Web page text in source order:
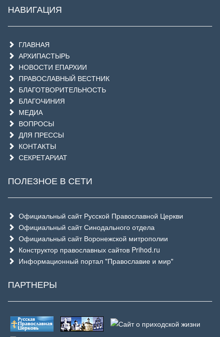
НАВИГАЦИЯ
ГЛАВНАЯ
АРХИПАСТЫРЬ
НОВОСТИ ЕПАРХИИ
ПРАВОСЛАВНЫЙ ВЕСТНИК
БЛАГОТВОРИТЕЛЬНОСТЬ
БЛАГОЧИНИЯ
МЕДИА
ВОПРОСЫ
ДЛЯ ПРЕССЫ
КОНТАКТЫ
СЕКРЕТАРИАТ
ПОЛЕЗНОЕ В СЕТИ
Официальный сайт Русской Православной Церкви
Официальный сайт Синодального отдела
Официальный сайт Воронежской митрополии
Конструктор православных сайтов Prihod.ru
Информационный портал "Православие и мир"
ПАРТНЕРЫ